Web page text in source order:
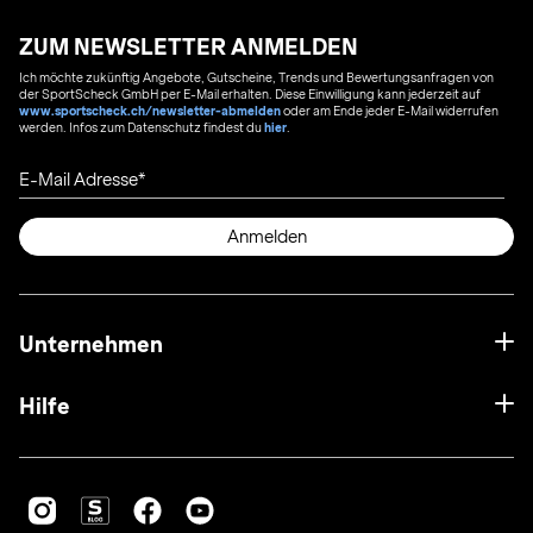
ZUM NEWSLETTER ANMELDEN
Ich möchte zukünftig Angebote, Gutscheine, Trends und Bewertungsanfragen von
der SportScheck GmbH per E-Mail erhalten. Diese Einwilligung kann jederzeit auf
www.sportscheck.ch/newsletter-abmeldenoder am Ende jeder E-Mail widerrufen
werden. Infos zum Datenschutz findest duhier
E-Mail Adresse
Anmelden
Unternehmen
Hilfe